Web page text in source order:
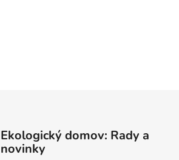
Ekologický domov: Rady a
novinky